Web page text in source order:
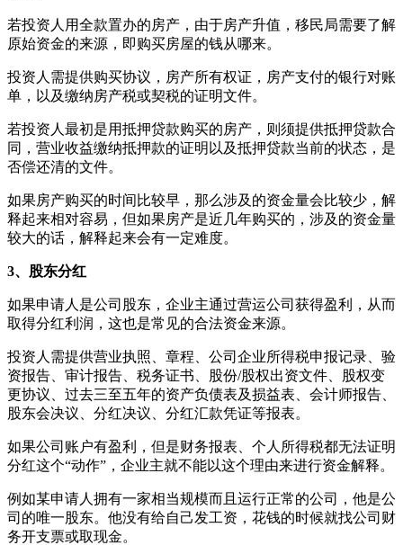
若投资人用全款置办的房产，由于房产升值，移民局需要了解
原始资金的来源，即购买房屋的钱从哪来。
投资人需提供购买协议，房产所有权证，房产支付的银行对账
单，以及缴纳房产税或契税的证明文件。
若投资人最初是用抵押贷款购买的房产，则须提供抵押贷款合
同，营业收益缴纳抵押款的证明以及抵押贷款当前的状态，是
否偿还清的文件。
如果房产购买的时间比较早，那么涉及的资金量会比较少，解
释起来相对容易，但如果房产是近几年购买的，涉及的资金量
较大的话，解释起来会有一定难度。
3、股东分红
如果申请人是公司股东，企业主通过营运公司获得盈利，从而
取得分红利润，这也是常见的合法资金来源。
投资人需提供营业执照、章程、公司企业所得税申报记录、验
资报告、审计报告、税务证书、股份/股权出资文件、股权变
更协议、过去三至五年的资产负债表及损益表、会计师报告、
股东会决议、分红决议、分红汇款凭证等报表。
如果公司账户有盈利，但是财务报表、个人所得税都无法证明
分红这个“动作”，企业主就不能以这个理由来进行资金解释。
例如某申请人拥有一家相当规模而且运行正常的公司，他是公
司的唯一股东。他没有给自己发工资，花钱的时候就找公司财
务开支票或取现金。